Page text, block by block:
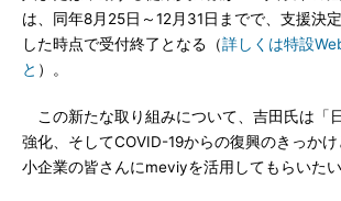
は、同年8月25日～12月31日までで、支援決
した時点で受付終了となる（詳しくは特設
と ）。
この新たな取り組みについて、吉田氏は「
強化、そしてCOVID-19からの復興のきっか
小企業の皆さんにmeviyを活用してもらいたい